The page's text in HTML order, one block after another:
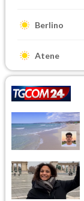
Berlino
Atene